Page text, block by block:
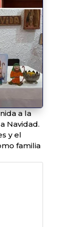
a la
Navidad.
y el
familia